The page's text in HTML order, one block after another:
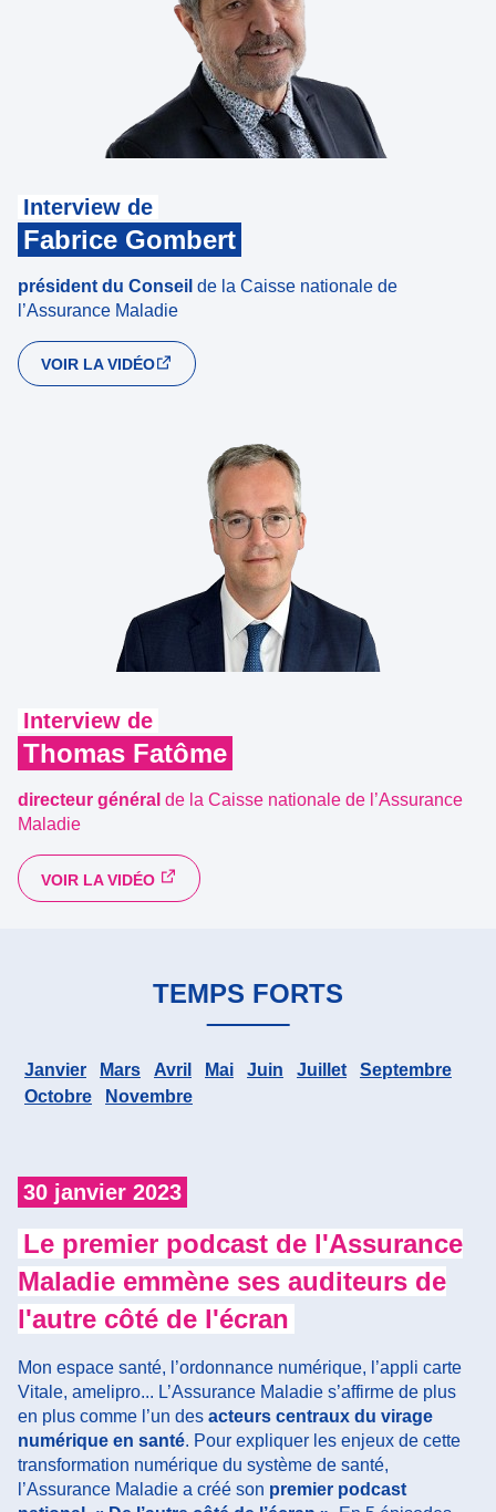
Interview de
Fabrice Gombert
président du Conseil de la Caisse nationale de
l’Assurance Maladie
VOIR LA VIDÉO
Interview de
Thomas Fatôme
directeur général de la Caisse nationale de l’Assurance
Maladie
VOIR LA VIDÉO
TEMPS FORTS
Janvier Mars Avril Mai Juin Juillet
Septembre
Octobre
Novembre
Le premier podcast de l'Assurance
Maladie emmène ses auditeurs de
l'autre côté de l'écran
30 janvier 2023
Mon espace santé, l’ordonnance numérique, l’appli carte
Vitale, amelipro... L’Assurance Maladie s’affirme de plus
en plus comme l’un des acteurs centraux du virage
numérique en santé. Pour expliquer les enjeux de cette
transformation numérique du système de santé,
l’Assurance Maladie a créé son premier podcast